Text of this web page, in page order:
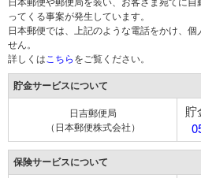
ってくる事案が発生しています。
日本郵便では、上記のような電話をかけ、
せん。
詳しくは こちらをご覧ください。
貯金サービスについて
日吉郵便局
（日本郵便株式会社）
貯
保険サービスについて